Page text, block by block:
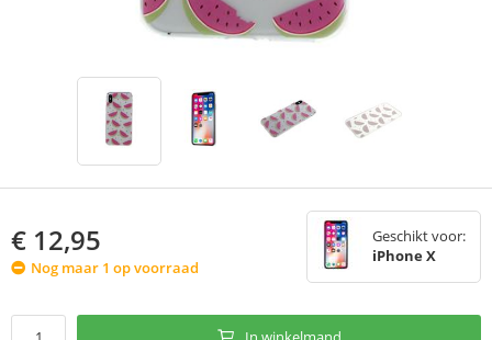
€ 12,95
Nog maar 1 op voorraad
Geschikt voor:
iPhone X